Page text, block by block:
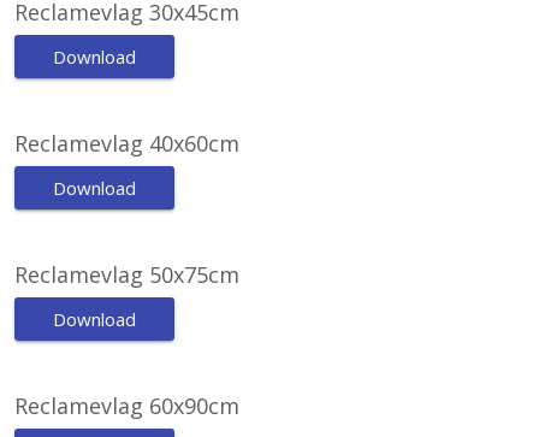
Reclamevlag 30x45cm
Download
Reclamevlag 40x60cm
Download
Reclamevlag 50x75cm
Download
Reclamevlag 60x90cm